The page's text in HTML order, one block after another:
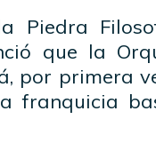
Piedra
que la
por primera
franquicia